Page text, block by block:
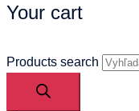
Your cart
Products search